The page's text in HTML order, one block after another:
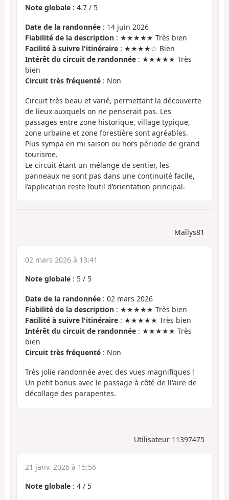
Note globale : 4.7 / 5
Date de la randonnée : 14 juin 2026
Fiabilité de la description : ★★★★★ Très bien
Facilité à suivre l'itinéraire : ★★★★☆ Bien
Intérêt du circuit de randonnée : ★★★★★ Très
bien
Circuit très fréquenté : Non
Circuit très beau et varié, permettant la découverte
de lieux auxquels on ne penserait pas. Les
passages entre zone historique, village typique,
zone urbaine et zone forestière sont agréables.
Plus sympa en mi saison ou hors période de grand
tourisme.
Le circuit étant un mélange de sentier, les
panneaux ne sont pas dans une continuité facile,
l’application reste l’outil d’orientation principal.
Maïlys81
02 mars 2026 à 13:41
Note globale : 5 / 5
Date de la randonnée : 02 mars 2026
Fiabilité de la description : ★★★★★ Très bien
Facilité à suivre l'itinéraire : ★★★★★ Très bien
Intérêt du circuit de randonnée : ★★★★★ Très
bien
Circuit très fréquenté : Non
Très jolie randonnée avec des vues magnifiques !
Un petit bonus avec le passage à côté de ll'aire de
décollage des parapentes.
Utilisateur 11397475
21 janv. 2026 à 15:56
Note globale : 4 / 5